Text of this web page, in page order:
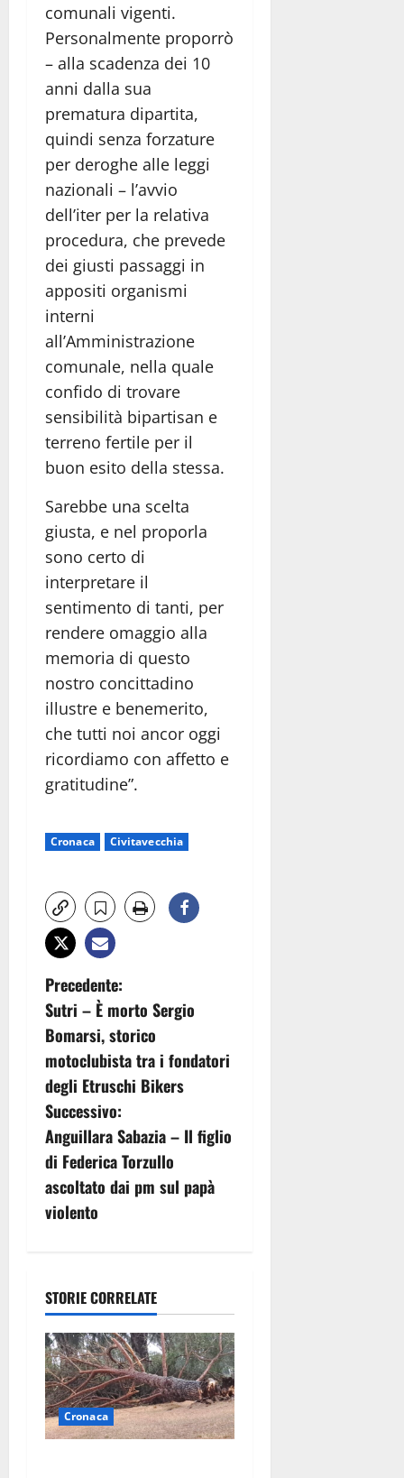
comunali vigenti.
Personalmente proporrò
– alla scadenza dei 10
anni dalla sua
prematura dipartita,
quindi senza forzature
per deroghe alle leggi
nazionali – l’avvio
dell’iter per la relativa
procedura, che prevede
dei giusti passaggi in
appositi organismi
interni
all’Amministrazione
comunale, nella quale
confido di trovare
sensibilità bipartisan e
terreno fertile per il
buon esito della stessa.
Sarebbe una scelta
giusta, e nel proporla
sono certo di
interpretare il
sentimento di tanti, per
rendere omaggio alla
memoria di questo
nostro concittadino
illustre e benemerito,
che tutti noi ancor oggi
ricordiamo con affetto e
gratitudine”.
Cronaca Civitavecchia
N
a
v
i
g
a
z
o
n
e
a
r
Precedente:
Sutri – È morto Sergio
Bomarsi, storico
motoclubista tra i fondatori
degli Etruschi Bikers
Successivo:
Anguillara Sabazia – Il figlio
di Federica Torzullo
ascoltato dai pm sul papà
violento
STORIE CORRELATE
Cronaca